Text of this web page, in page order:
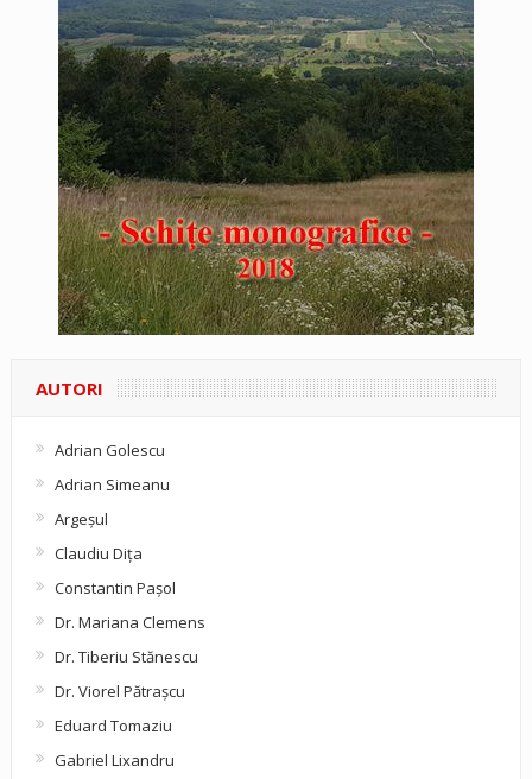
AUTORI
Adrian Golescu
Adrian Simeanu
Argeşul
Claudiu Diţa
Constantin Pașol
Dr. Mariana Clemens
Dr. Tiberiu Stănescu
Dr. Viorel Pătraşcu
Eduard Tomaziu
Gabriel Lixandru